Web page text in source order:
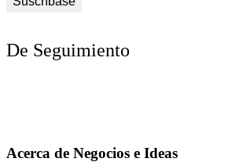
De Seguimiento
Acerca de Negocios e Ideas